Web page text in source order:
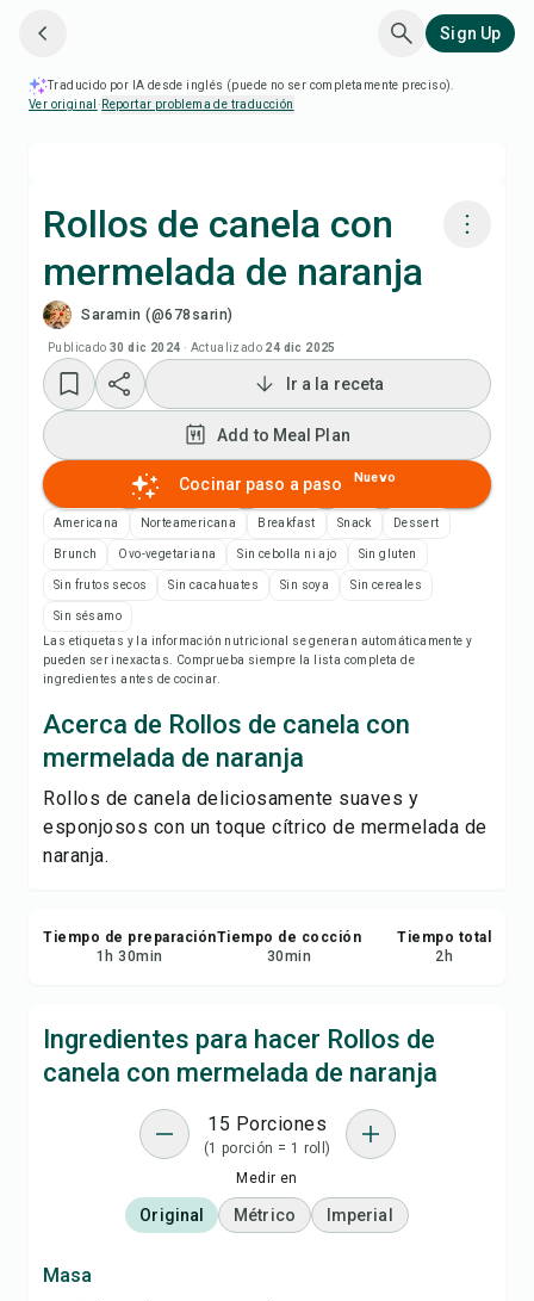
Sign Up
Traducido por IA desde inglés (puede no ser completamente preciso).
Ver original · Reportar problema de traducción
Rollos de canela con
mermelada de naranja
Saramin (@678sarin)
Publicado 30 dic 2024 · Actualizado 24 dic 2025
Cocinar con Chefadora AI
Add to Meal Plan
Add to Shopping List
Notas de la receta
Compartir
Reportar
Ir a la receta
Add to Meal Plan
Cocinar paso a paso Nuevo
Americana Norteamericana Breakfast Snack Dessert
Brunch Ovo-vegetariana Sin cebolla ni ajo Sin gluten
Sin frutos secos Sin cacahuates Sin soya Sin cereales
Sin sésamo
Las etiquetas y la información nutricional se generan automáticamente y
pueden ser inexactas. Comprueba siempre la lista completa de
ingredientes antes de cocinar.
Acerca de Rollos de canela con
mermelada de naranja
Rollos de canela deliciosamente suaves y
esponjosos con un toque cítrico de mermelada de
naranja.
Tiempo de preparación
1 h 30min
Tiempo de cocción
30min
Tiempo total
2 h
Ingredientes para hacer Rollos de
canela con mermelada de naranja
15 Porciones
(1 porción = 1 roll)
Medir en
Original Métrico Imperial
Masa